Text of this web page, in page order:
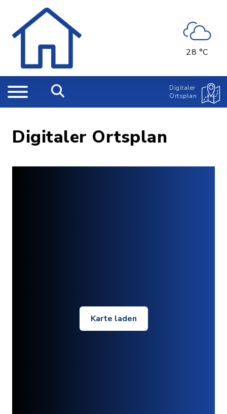
28 °C
Digitaler
Ortsplan
Digitaler Ortsplan
Karte laden